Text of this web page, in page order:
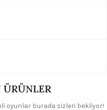
ÜRÜNLER
oyunlar burada sizleri bekliyor!